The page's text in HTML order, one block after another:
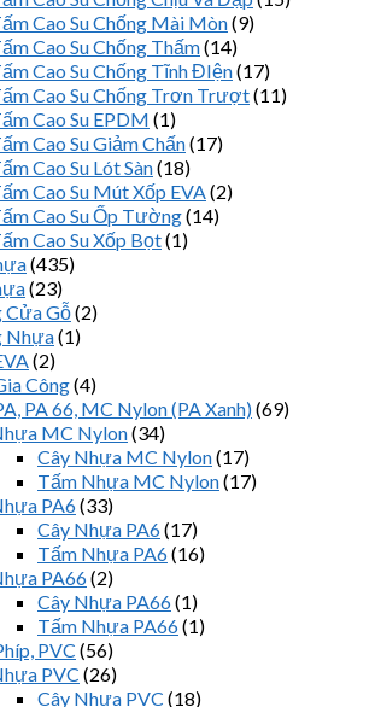
Cao Su Chống Mài Mòn(9)
Cao Su Chống Thấm(14)
Cao Su Chống Tĩnh ĐIện(17)
Cao Su Chống Trơn Trượt(11)
Cao Su EPDM (1)
Cao Su Giảm Chấn(17)
Cao Su Lót Sàn(18)
Cao Su Mút Xốp EVA(2)
Cao Su Ốp Tường(14)
Cao Su Xốp Bọt(1)
(435)
(23)
Cửa Gỗ(2)
Nhựa(1)
(2)
Công(4)
PA 66, MC Nylon (PA Xanh)(69)
MC Nylon(34)
Cây Nhựa MC Nylon(17)
Tấm Nhựa MC Nylon(17)
PA6(33)
Cây Nhựa PA6(17)
Tấm Nhựa PA6(16)
PA66(2)
Cây Nhựa PA66(1)
Tấm Nhựa PA66(1)
PVC (56)
PVC (26)
Cây Nhựa PVC (18)